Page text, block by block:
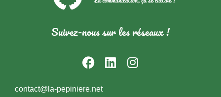
Suivez-nous sur les réseaux !
contact@la-pepiniere.net